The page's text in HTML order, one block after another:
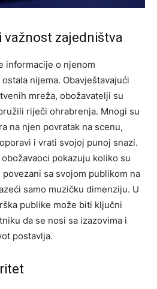
važnost zajedništva
informacije o njenom
nijema. Obavještavajući
mreža, obožavatelji su
riječi ohrabrenja. Mnogi su
na njen povratak na scenu,
i vrati svojoj punoj snazi.
pokazuju koliko su
sa svojom publikom na
samo muzičku dimenziju. U
publike može biti ključni
da se nosi sa izazovima i
postavlja.